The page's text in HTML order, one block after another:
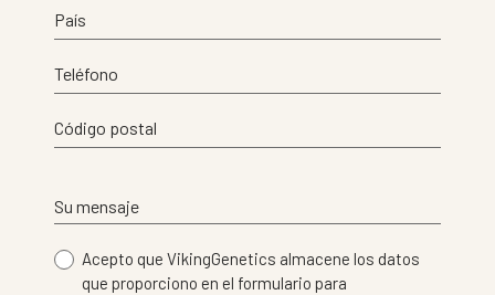
País
Teléfono
Código postal
Su mensaje
Acepto que VikingGenetics almacene los datos
que proporciono en el formulario para